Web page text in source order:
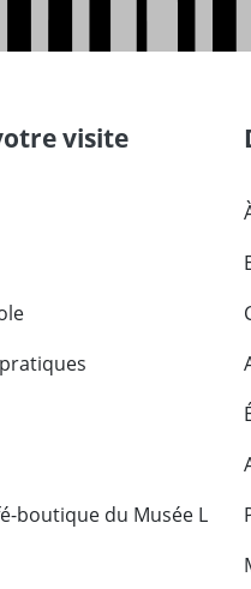
visite
boutique du Musée L